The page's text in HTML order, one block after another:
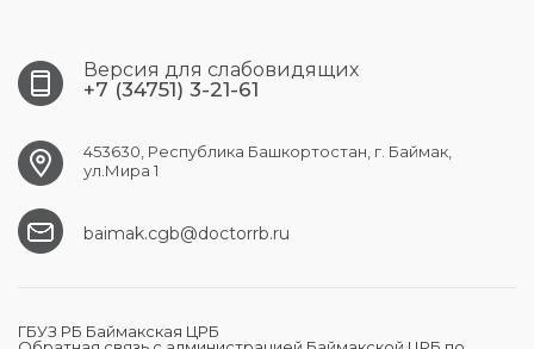
Версия для слабовидящих
+7 (34751) 3-21-61
453630, Республика Башкортостан, г. Баймак,
ул.Мира 1
baimak.cgb@doctorrb.ru
ГБУЗ РБ Баймакская ЦРБ